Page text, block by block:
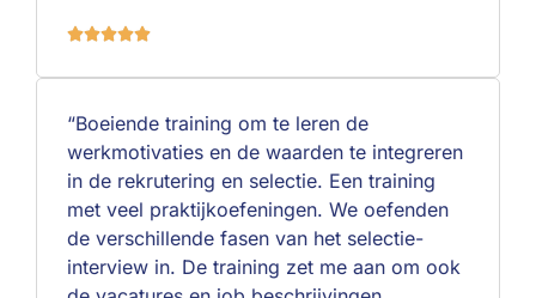

“Boeiende training om te leren de
werkmotivaties en de waarden te integreren
in de rekrutering en selectie. Een training
met veel praktijkoefeningen. We oefenden
de verschillende fasen van het selectie-
interview in. De training zet me aan om ook